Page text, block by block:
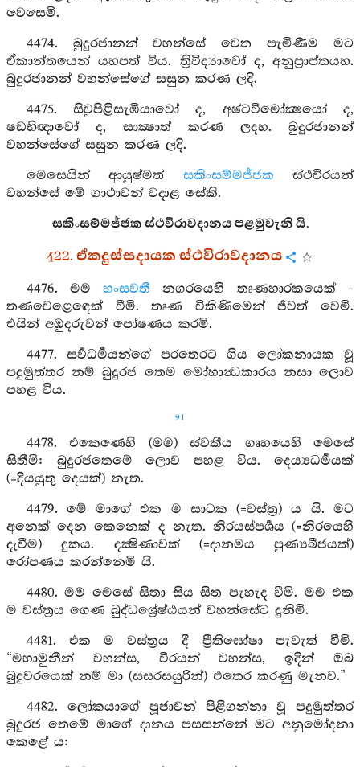
වෙසෙමි.
4474. බුදුරජානන් වහන්සේ වෙත පැමිණීම මට
ඒකාන්තයෙන් යහපත් විය. ත්‍රිවිද්‍යාවෝ ද, අනුප්‍රාප්තයහ.
බුදුරජානන් වහන්සේගේ සසුන කරණ ලදි.
4475. සිවුපිළිසැඹියාවෝ ද, අෂ්ටවිමෝක්‍ෂයෝ ද,
ෂඩභිඥාවෝ ද, සාක්‍ෂාත් කරණ ලදහ. බුදුරජානන්
වහන්සේගේ සසුන කරණ ලදි.
මෙසෙයින් ආයුෂ්මත් සකිංසම්මජ්ජක ස්ථවිරයන්
වහන්සේ මේ ගාථාවන් වදාළ සේකි.
සකිංසම්මජ්ජක ස්ථවිරාවදානය පළමුවැනි යි.
422. ඒකදුස්සදායක ස්ථවිරාවදානය
4476. මමහංසවතී නගරයෙහි තෘණහාරකයෙක් -
තණවෙළෙඳෙක් වීමි. තෘණ විකිණිමෙන් ජීවත් වෙමි.
එයින් අඹුදරුවන් පෝෂණය කරමි.
4477. සර්‍වධර්‍මයන්ගේ පරතෙරට ගිය ලෝකනායක වූ
පදුමුත්තර නම් බුදුරජ තෙම මෝහාන්‍ධකාරය නසා ලොව
පහළ විය.
91
4478. එකෙණෙහි (මම) ස්වකීය ගෘහයෙහි මෙසේ
සිතීමි: බුදුරජතෙමේ ලොව පහළ විය. දෙය්‍යධර්‍මයක්
(=දියයුතු දෙයක්) නැත.
4479. මේ මාගේ එක ම සාටක (=වස්ත්‍ර) ය යි. මට
අනෙක් දෙන කෙනෙක් ද නැත. නිරයස්පර්‍ශය (=නිරයෙහි
දැවීම) දුකය. දක්‍ෂිණාවක් (=දානමය පුණ්‍යබීජයක්)
රෝපණය කරන්නෙමි යි.
4480. මම මෙසේ සිතා සිය සිත පැහැද වීමි. මම එක
ම වස්ත්‍රය ගෙණ බුද්ධශ්‍රේෂ්ඨයන් වහන්සේට දුනිමි.
4481. එක ම වස්ත්‍රය දී ප්‍රීතිඝෝෂා පැවැත් වීමි.
“මහාමුනීන් වහන්ස, වීරයන් වහන්ස, ඉදින් ඔබ
බුදුවරයෙක් නම් මා (සසරසයුරින්) එතෙර කරණු මැනව.”
4482. ලෝකයාගේ පූජාවන් පිළිගන්නා වූ පදුමුත්තර
බුදුරජ තෙමේ මාගේ දානය පසසන්නේ මට අනුමෝදනා
කෙළේ ය: